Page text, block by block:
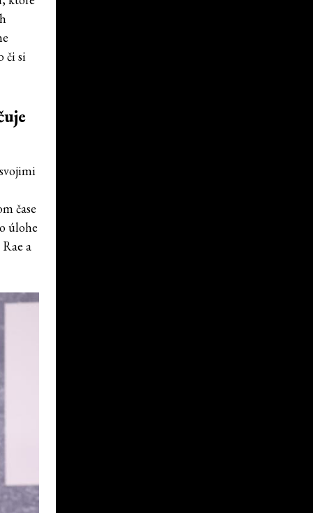
či si
čase
úlohe
a